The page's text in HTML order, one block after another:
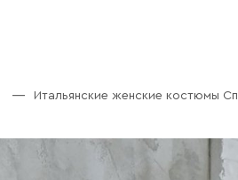
Итальянские женские костюмы